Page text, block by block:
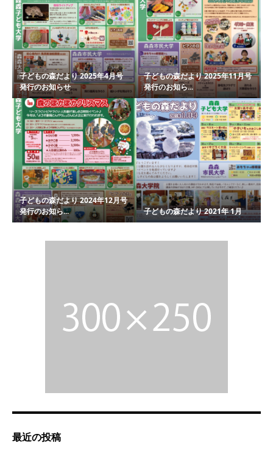
子どもの森だより 2025年4月号
発行のお知らせ
子どもの森だより 2025年11月号
発行のお知ら...
子どもの森だより 2024年12月号
発行のお知ら...
子どもの森だより 2021年 1月
最近の投稿